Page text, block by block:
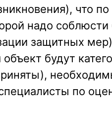
что
надо
защитных
объект будут
по